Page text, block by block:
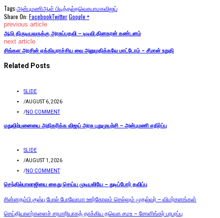
Tags:அன்புமணிஆள் பிடித்தல்தவெகபாமகவிஜய்
Share On: FacebookTwitterGoogle +
previous article
ஆடு திருடியவருக்கு அரசுப்பதவி – டிடிவி.தினகரன் கண்டனம்
next article
சிங்கள அரசின் ஏக்கியராச்சிய வை அனுமதிக்கவே மாட்டோம் – சீமான் உறுதி
Related Posts
SLIDE
/AUGUST 6, 2026
/NO COMMENT
மதுவிற்பனையை அதிகரிக்க விஜய் அரசு புதுமுயற்சி – அன்புமணி எதிர்ப்பு
SLIDE
/AUGUST 1, 2026
/NO COMMENT
செந்தில்பாலாஜியை கைது செய்ய முடியலியே – துடிப்போர் தவிப்பு
சின்னதம்பி குஷ்பு போல் போவோமா ஊர்கோலம் செல்லும் முதல்வர் – விமர்சனங்கள்
செய்தியாளர்களைச் சரமாரியாகத் தாக்கிய தவெக சமஉ – சோளிங்கர் பரபரப்பு